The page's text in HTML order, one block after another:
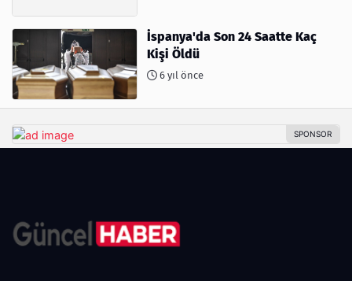
İspanya'da Son 24 Saatte Kaç
Kişi Öldü
6 yıl önce